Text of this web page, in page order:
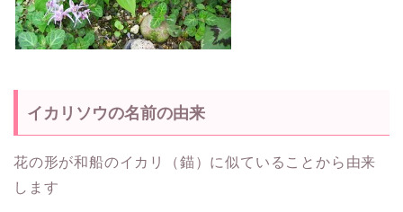
イカリソウの名前の由来
花の形が和船のイカリ（錨）に似ていることから由来
します